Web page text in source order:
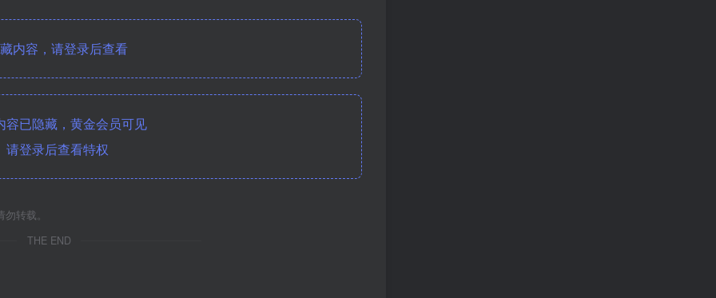
内容，请登录后查看
已隐藏，黄金会员可见
请登录后查看特权
转载。
THE END